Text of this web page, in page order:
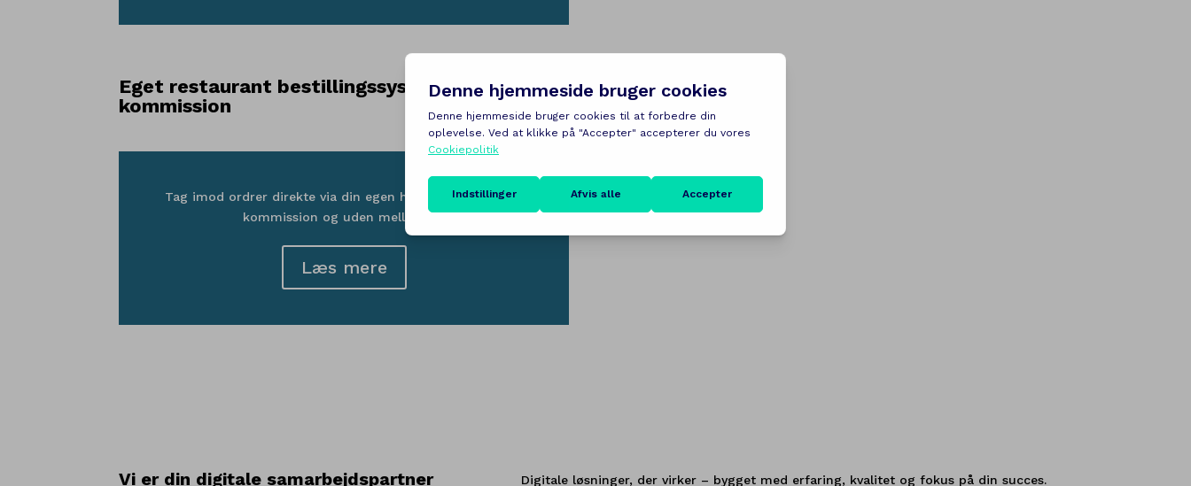
Eget restaurant bestillingssystem uden
kommission
Tag imod ordrer direkte via din egen hjemmeside – uden
kommission og uden mellemled.
Læs mere
Vi er din digitale samarbejdspartner Digitale løsninger, der virker – bygget med erfaring, kvalitet og fokus på din succes.